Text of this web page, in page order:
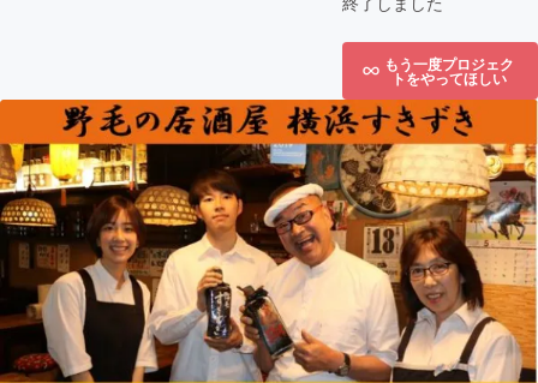
もう一度プロジェク
トをやってほしい